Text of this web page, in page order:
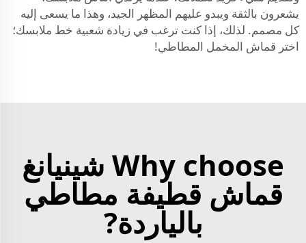
يشعرون بالثقة ويبدو عليهم المظهر الجيد، وهذا ما يسعى إليه
كل مصمم. لذلك، إذا كنت ترغب في زيادة شعبية خط ملابسك؛
اختر قماش المخمل المطاطي!
Why choose شينيانغ
قماش قطيفة مطاطي
بالياردة?